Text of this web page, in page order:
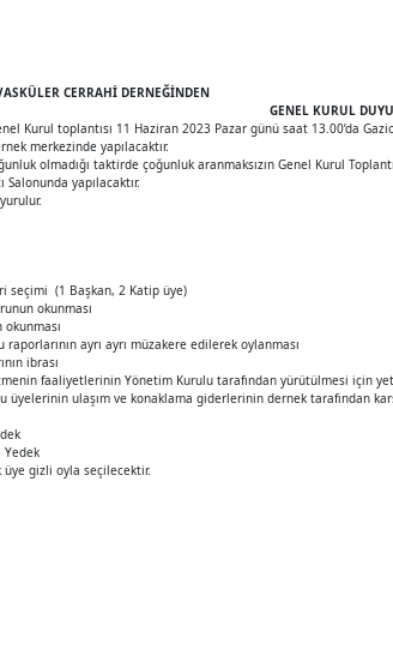
CERRAHİ DERNEĞİNDEN
toplantısı 11 Haziran 2023 Pazar günü saat 13.00’da
merkezinde yapılacaktır.
taktirde çoğunluk aranmaksızın Genel Kurul
yapılacaktır.
seçimi (1 Başkan, 2 Katip üye)
okunması
ayrı ayrı müzakere edilerek oylanması
ibrası
faaliyetlerinin Yönetim Kurulu tarafından yürütülmesi için
üyelerinin ulaşım ve konaklama giderlerinin dernek tarafından
gizli oyla seçilecektir.